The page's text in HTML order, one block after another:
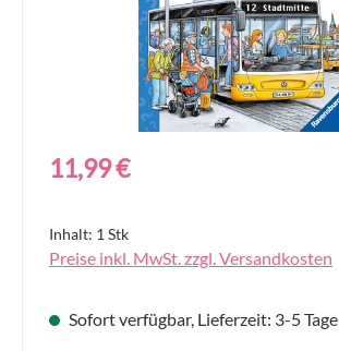
Regulärer Preis:
11,99 €
Inhalt: 1 Stk
Preise inkl. MwSt. zzgl. Versandkosten
Sofort verfügbar, Lieferzeit: 3-5 Tage